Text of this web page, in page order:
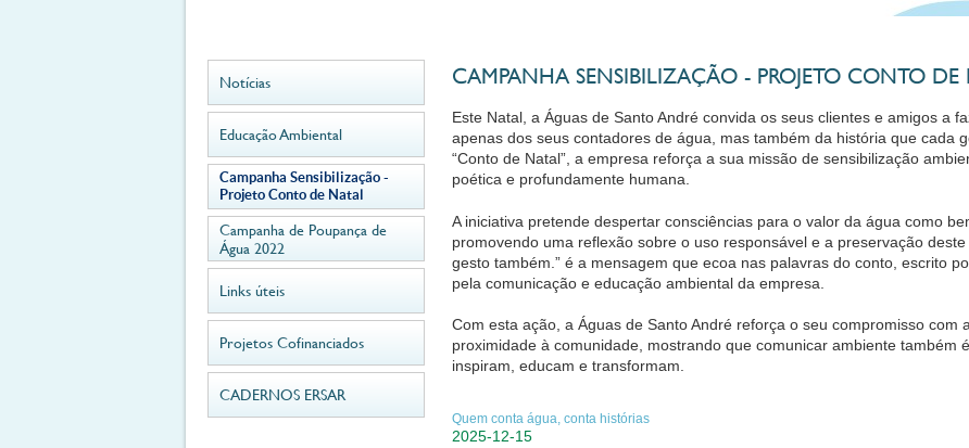
Notícias
Educação Ambiental
Campanha Sensibilização -
Projeto Conto de Natal
Campanha de Poupança de
Água 2022
Links úteis
Projetos Cofinanciados
CADERNOS ERSAR
CAMPANHA SENSIBILIZAÇÃO - PROJETO CONTO DE
Este Natal, a Águas de Santo André convida os seus clientes e amigos a
apenas dos seus contadores de água, mas também da história que cada
“Conto de Natal”, a empresa reforça a sua missão de sensibilização
poética e profundamente humana.
A iniciativa pretende despertar consciências para o valor da água como
promovendo uma reflexão sobre o uso responsável e a preservação
gesto também.” é a mensagem que ecoa nas palavras do conto, escrito
pela comunicação e educação ambiental da empresa.
Com esta ação, a Águas de Santo André reforça o seu compromisso com
proximidade à comunidade, mostrando que comunicar ambiente também
inspiram, educam e transformam.
Quem conta água, conta histórias
2025-12-15